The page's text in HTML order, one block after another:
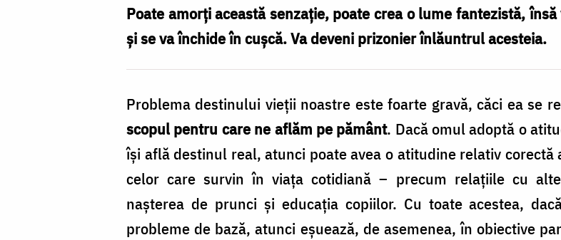
Poate amorţi această senzaţie, poate crea o lume fantezistă,
şi se va închide în cuşcă. Va deveni prizonier înlăuntrul acesteia.
Problema destinului vieţii noastre este foarte gravă, căci ea se
scopul pentru care ne aflăm pe pământ. Dacă omul adoptă o
îşi află destinul real, atunci poate avea o atitudine relativ
celor care survin în viaţa cotidiană – precum relaţiile cu
naşterea de prunci şi educaţia copiilor. Cu toate acestea,
probleme de bază, atunci eşuează, de asemenea, în obiective